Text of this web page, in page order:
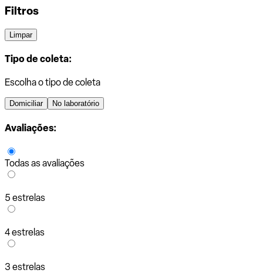
Filtros
Limpar
Tipo de coleta:
Escolha o tipo de coleta
Domiciliar No laboratório
Avaliações:
Todas as avaliações
5 estrelas
4 estrelas
3 estrelas